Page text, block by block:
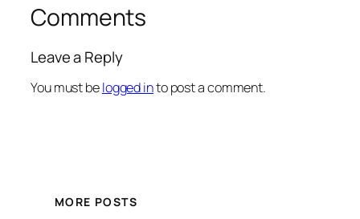
Comments
Leave a Reply
You must belogged into post a comment.
MORE POSTS